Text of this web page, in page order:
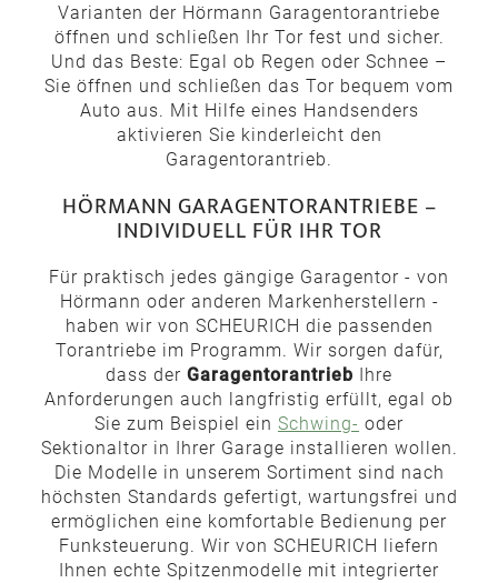
Varianten der Hörmann Garagentorantriebe
öffnen und schließen Ihr Tor fest und sicher.
Und das Beste: Egal ob Regen oder Schnee –
Sie öffnen und schließen das Tor bequem vom
Auto aus. Mit Hilfe eines Handsenders
aktivieren Sie kinderleicht den
Garagentorantrieb.
HÖRMANN GARAGENTORANTRIEBE –
INDIVIDUELL FÜR IHR TOR
Für praktisch jedes gängige Garagentor - von
Hörmann oder anderen Markenherstellern -
haben wir von SCHEURICH die passenden
Torantriebe im Programm. Wir sorgen dafür,
dass der Garagentorantrieb Ihre
Anforderungen auch langfristig erfüllt, egal ob
Sie zum Beispiel ein Schwing- oder
Sektionaltor in Ihrer Garage installieren wollen.
Die Modelle in unserem Sortiment sind nach
höchsten Standards gefertigt, wartungsfrei und
ermöglichen eine komfortable Bedienung per
Funksteuerung. Wir von SCHEURICH liefern
Ihnen echte Spitzenmodelle mit integrierter